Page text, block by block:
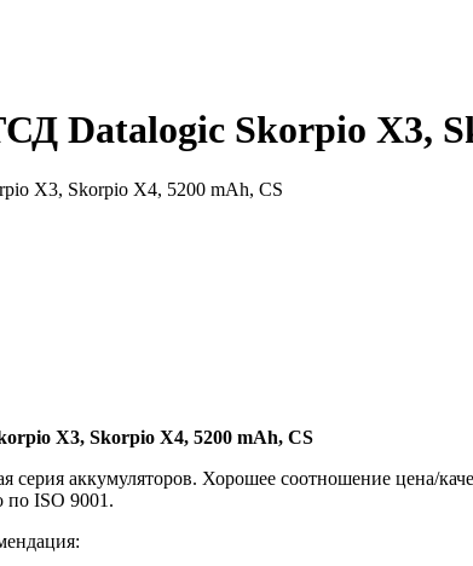
Datalogic Skorpio X3,
X3, Skorpio X4, 5200 mAh, CS
X3, Skorpio X4, 5200 mAh, CS
аккумуляторов. Хорошее соотношение цена/
по ISO 9001.